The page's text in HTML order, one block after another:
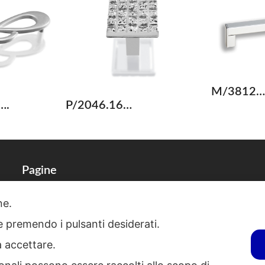
P/2046.16…
M/3812…
Pagine
Cookies
i pulsanti desiderati.
accettare.